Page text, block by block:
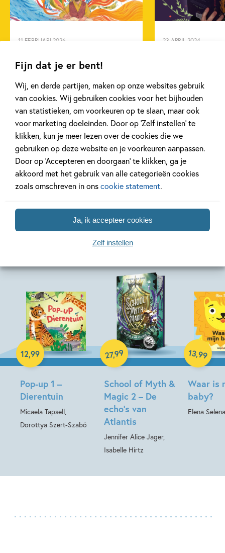
Fijn dat je er bent!
Wij, en derde partijen, maken op onze websites gebruik
van cookies. Wij gebruiken cookies voor het bijhouden
van statistieken, om voorkeuren op te slaan, maar ook
voor marketing doeleinden. Door op ‘Zelf instellen’ te
klikken, kun je meer lezen over de cookies die we
gebruiken op deze website en je voorkeuren aanpassen.
Door op ‘Accepteren en doorgaan’ te klikken, ga je
akkoord met het gebruik van alle categorieën cookies
zoals omschreven in onscookie statement.
Ja, ik accepteer cookies
Zelf instellen
Elena Favilli Francesca Cavallo
11 FEBRUARI 2026
sprookjes
Lees meer
23 APRIL 2024
Lees meer
Bekijk alle artikelen
Bekijk ook eens
Pop-up 1 –
Dierentuin
Micaela Tapsell,
Dorottya Szert-Szabó
12,99
Hardcover
School of Myth &
Magic 2 – De
echo’s van
Atlantis
Jennifer Alice Jager,
Isabelle Hirtz
27,99
Hardcover
Waar is
baby?
Elena Selena
13,99
Hardcover